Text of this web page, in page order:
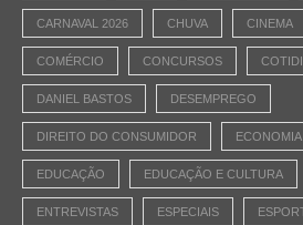
CARNAVAL 2026 CHUVA CINEMA
COMÉRCIO CONCURSOS
DANIEL BASTOS DESEMPREGO
DIREITO DO CONSUMIDOR ECONOMIA
EDUCAÇÃO EDUCAÇÃO E CULTURA
ENTREVISTAS ESPECIAIS